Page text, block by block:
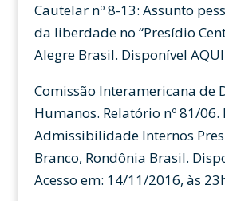
Cautelar nº 8-13: Assunto
da liberdade no “Presídio
Alegre Brasil. Disponível
Comissão Interamericana de
Humanos. Relatório nº 81/06.
Admissibilidade Internos
Branco, Rondônia Brasil.
Acesso em: 14/11/2016, às